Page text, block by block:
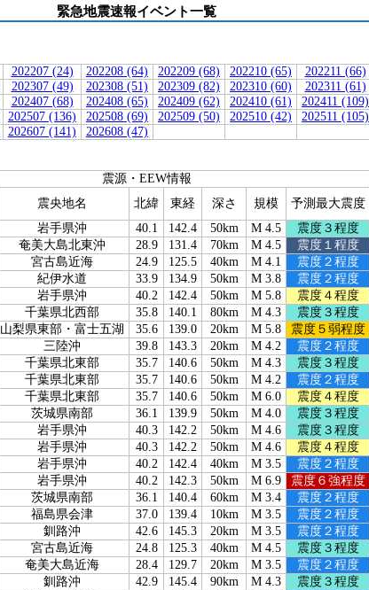
緊急地震速報イベント一覧
202207 (24)
202208 (64) 202209 (68) 202210 (65) 202211 (66)
202307 (49) 202308 (51) 202309 (82) 202310 (60) 202311 (61)
202407 (68) 202408 (65) 202409 (62) 202410 (61) 202411 (109)
202507 (136) 202508 (69) 202509 (50) 202510 (42) 202511 (105)
202607 (141)
202608 (47)
震源・EEW情報
震央地名 北緯 東経 深さ 規模 予測最大震度
岩手県沖 40.1 142.4 50km M 4.5 震度３程度
奄美大島北東沖 28.9 131.4 70km M 4.5 震度１程度
宮古島近海 24.9 125.5 40km M 4.1 震度２程度
紀伊水道 33.9 134.9 50km M 3.8 震度２程度
岩手県沖 40.2 142.4 50km M 5.8 震度４程度
千葉県北西部 35.8 140.1 80km M 4.3 震度３程度
山梨県東部・富士五湖 35.6 139.0 20km M 5.8 震度５弱程度
三陸沖 39.8 143.3 20km M 4.2 震度２程度
千葉県北東部 35.7 140.6 50km M 4.3 震度３程度
千葉県北東部 35.7 140.6 50km M 4.2 震度２程度
千葉県北東部 35.7 140.6 50km M 6.0 震度４程度
茨城県南部 36.1 139.9 50km M 4.0 震度３程度
岩手県沖 40.3 142.2 50km M 4.6 震度３程度
岩手県沖 40.3 142.2 50km M 4.6 震度４程度
岩手県沖 40.2 142.4 40km M 3.5 震度２程度
岩手県沖 40.2 142.3 50km M 6.9 震度６強程度
茨城県南部 36.1 140.4 60km M 3.4 震度２程度
福島県会津 37.0 139.4 10km M 3.5 震度２程度
釧路沖 42.6 145.3 20km M 3.5 震度２程度
宮古島近海 24.8 125.3 40km M 4.5 震度３程度
奄美大島近海 28.4 129.7 20km M 3.5 震度２程度
釧路沖 42.9 145.4 90km M 4.3 震度３程度